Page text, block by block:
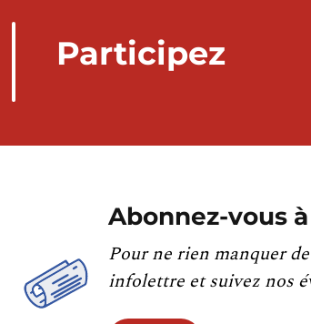
Participez
Abonnez-vous
Pour ne rien manquer
infolettre et suivez nos